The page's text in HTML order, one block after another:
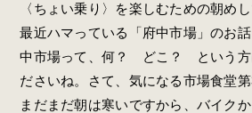
〈ちょい乗り〉を楽しむための朝め
最近ハマっている「府中市場」のお
中市場って、何？ どこ？ という
ださいね。さて、気になる市場食堂第
まだまだ朝は寒いですから、バイク